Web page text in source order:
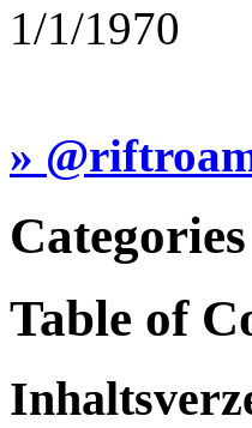
1/1/1970
»
Categories
Table of